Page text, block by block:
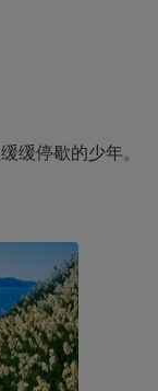
缓停歇的少年。